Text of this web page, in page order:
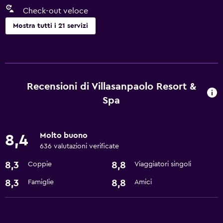
Check-out veloce
Mostra tutti i 21 servizi
Servizio in camera
Centro business
Sauna
Spa
Recensioni di Villasanpaolo Resort &
Spa
8,4 Molto buono
636 valutazioni verificate
8,3 Coppie 8,8 Viaggiatori singoli
8,3 Famiglie 8,8 Amici